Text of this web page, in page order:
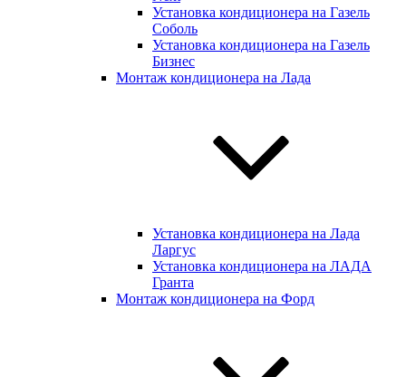
Установка кондиционера на Газель
Соболь
Установка кондиционера на Газель
Бизнес
Монтаж кондиционера на Лада
Установка кондиционера на Лада
Ларгус
Установка кондиционера на ЛАДА
Гранта
Монтаж кондиционера на Форд